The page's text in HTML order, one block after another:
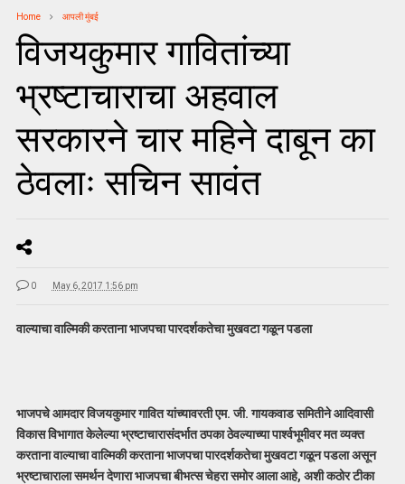
Home आपली मुंबई
विजयकुमार गावितांच्या
भ्रष्टाचाराचा अहवाल
सरकारने चार महिने दाबून का
ठेवलाः सचिन सावंत
0 May 6, 2017 1:56 pm
वाल्याचा वाल्मिकी करताना भाजपचा पारदर्शकतेचा मुखवटा गळून पडला
भाजपचे आमदार विजयकुमार गावित यांच्यावरती एम. जी. गायकवाड समितीने आदिवासी
विकास विभागात केलेल्या भ्रष्टाचारासंदर्भात ठपका ठेवल्याच्या पार्श्वभूमीवर मत व्यक्त
करताना वाल्याचा वाल्मिकी करताना भाजपचा पारदर्शकतेचा मुखवटा गळून पडला असून
भ्रष्टाचाराला समर्थन देणारा भाजपचा बीभत्स चेहरा समोर आला आहे, अशी कठोर टीका